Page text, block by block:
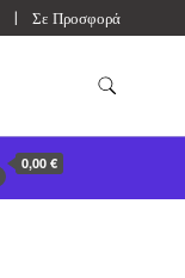
Σε Προσφορά
0,00 €